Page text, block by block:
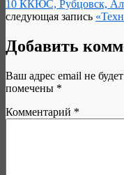
10 ККЮС, Рубцовск,
следующая запись
Добавить
Ваш адрес email не
помечены *
Комментарий *